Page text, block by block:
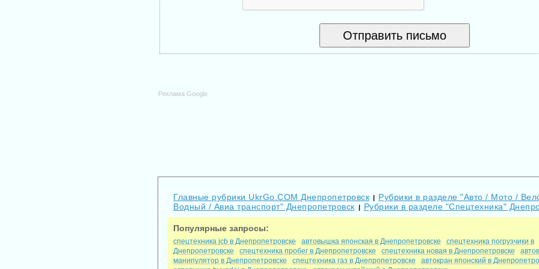
Реклама Google
Главные рубрики UkrGo.COM Днепропетровск | Рубрики в разделе "Авто / Мото /
Водный / Авиа транспорт" Днепропетровск | Рубрики в разделе "Спецтехника"
Популярные запросы:
спецтехника jcb в Днепропетровске автовышка японская в Днепропетровске
спецтехника погрузчики в
Днепропетровске
спецтехника пробег в Днепропетровске спецтехника новая в Днепропетровске
манипулятор в Днепропетровске
спецтехника газ в Днепропетровске
автокран японский в